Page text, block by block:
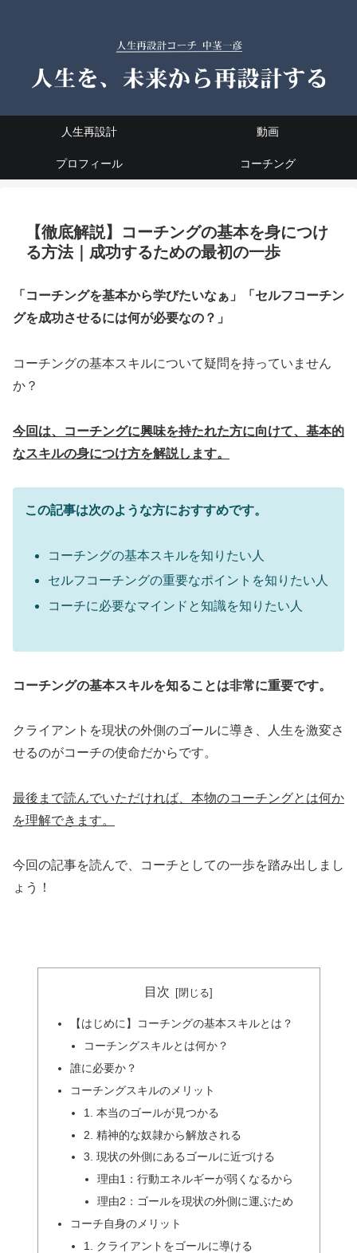
人生再設計 動画
プロフィール コーチング
【徹底解説】コーチングの基本を身につけ
る方法｜成功するための最初の一歩
「コーチングを基本から学びたいなぁ」「セルフコーチン
グを成功させるには何が必要なの？」
コーチングの基本スキルについて疑問を持っていません
か？
今回は、コーチングに興味を持たれた方に向けて、基本的
なスキルの身につけ方を解説します。
この記事は次のような方におすすめです。
コーチングの基本スキルを知りたい人
セルフコーチングの重要なポイントを知りたい人
コーチに必要なマインドと知識を知りたい人
コーチングの基本スキルを知ることは非常に重要です。
クライアントを現状の外側のゴールに導き、人生を激変さ
せるのがコーチの使命だからです。
最後まで読んでいただければ、本物のコーチングとは何か
を理解できます。
今回の記事を読んで、コーチとしての一歩を踏み出しまし
ょう！
目次
【はじめに】コーチングの基本スキルとは？
コーチングスキルとは何か？
誰に必要か？
コーチングスキルのメリット
1. 本当のゴールが見つかる
2. 精神的な奴隷から解放される
3. 現状の外側にあるゴールに近づける
理由1：行動エネルギーが弱くなるから
理由2：ゴールを現状の外側に運ぶため
コーチ自身のメリット
1. クライアントをゴールに導ける